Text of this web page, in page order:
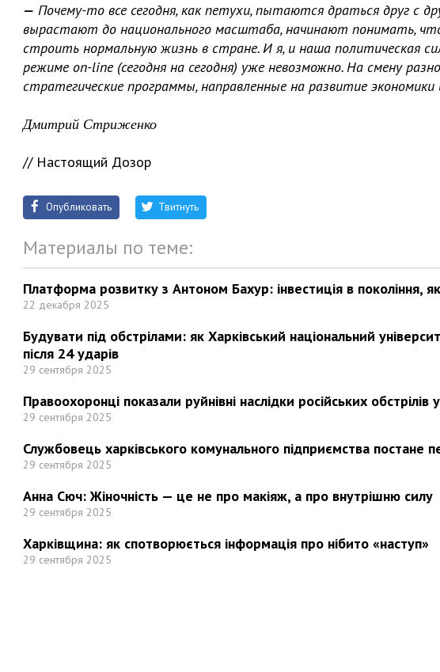
— Почему-то все сегодня, как петухи, пытаются драться друг с
вырастают до национального масштаба, начинают понимать,
строить нормальную жизнь в стране. И я, и наша политическая
режиме on-line (сегодня на сегодня) уже невозможно. На смену
стратегические программы, направленные на развитие
Дмитрий Стриженко
// Настоящий Дозор
Опубликовать Твитнуть
Материалы по теме:
Платформа розвитку з Антоном Бахур: інвестиція в покоління,
22 декабря 2025
Будувати під обстрілами: як Харківський національний
після 24 ударів
29 сентября 2025
Правоохоронці показали руйнівні наслідки російських обстрілів
29 сентября 2025
Службовець харківського комунального підприємства постане
29 сентября 2025
Анна Сюч: Жіночність — це не про макіяж, а про внутрішню силу
29 сентября 2025
Харківщина: як спотворюється інформація про нібито «наступ»
29 сентября 2025